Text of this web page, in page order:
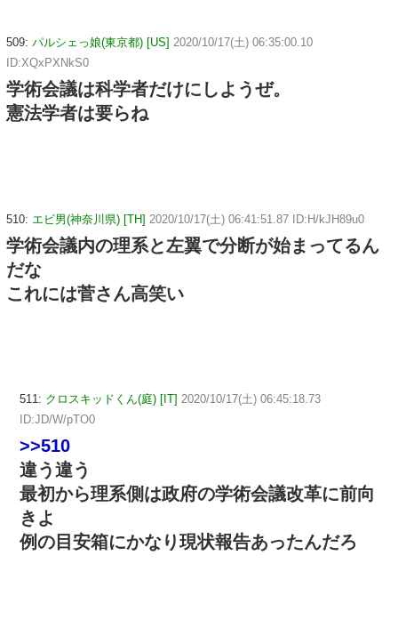
509: パルシェっ娘(東京都) [US] 2020/10/17(土) 06:35:00.10
ID:XQxPXNkS0
学術会議は科学者だけにしようぜ。
憲法学者は要らね
510: エビ男(神奈川県) [TH] 2020/10/17(土) 06:41:51.87 ID:H/kJH89u0
学術会議内の理系と左翼で分断が始まってるん
だな
これには菅さん高笑い
511: クロスキッドくん(庭) [IT] 2020/10/17(土) 06:45:18.73
ID:JD/W/pTO0
>>510
違う違う
最初から理系側は政府の学術会議改革に前向
きよ
例の目安箱にかなり現状報告あったんだろ